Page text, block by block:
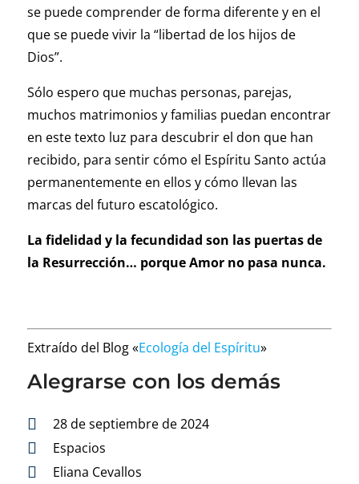
se puede comprender de forma diferente y en el
que se puede vivir la “libertad de los hijos de
Dios”.
Sólo espero que muchas personas, parejas,
muchos matrimonios y familias puedan encontrar
en este texto luz para descubrir el don que han
recibido, para sentir cómo el Espíritu Santo actúa
permanentemente en ellos y cómo llevan las
marcas del futuro escatológico.
La fidelidad y la fecundidad son las puertas de
la Resurrección… porque Amor no pasa nunca.
Extraído del Blog «Ecología del Espíritu»
Alegrarse con los demás

28 de septiembre de 2024

Espacios

Eliana Cevallos